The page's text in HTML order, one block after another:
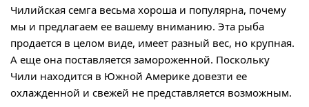
Чилийская семга весьма хороша и популярна, почему
мы и предлагаем ее вашему вниманию. Эта рыба
продается в целом виде, имеет разный вес, но крупная.
А еще она поставляется замороженной. Поскольку
Чили находится в Южной Америке довезти ее
охлажденной и свежей не представляется возможным.